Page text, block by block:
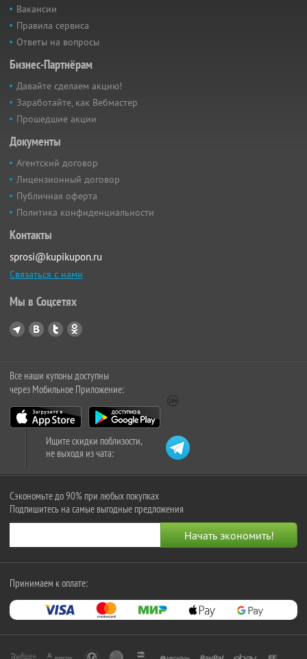
Вакансии
Правила сервиса
Ответы на вопросы
Бизнес-Партнёрам
Давайте сделаем акцию!
Заработайте, как Вебмастер
Прошедшие акции
Документы
Агентский договор
Лицензионный договор
Публичная оферта
Политика конфиденциальности
Контакты
sprosi@kupikupon.ru
Связаться с нами
Мы в Соцсетях
Все наши купоны доступны
через Мобильное Приложение:
Ищите скидки поблизости,
не выходя из чата:
Сэкономьте до 90% при любых покупках
Подпишитесь на самые выгодные предложения
Принимаем к оплате: